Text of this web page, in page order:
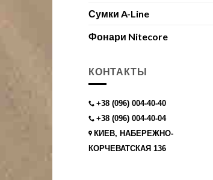
Сумки A-Line
Фонари Nitecore
КОНТАКТЫ
+38 (096) 004-40-40
+38 (096) 004-40-04
КИЕВ, НАБЕРЕЖНО-
КОРЧЕВАТСКАЯ 136